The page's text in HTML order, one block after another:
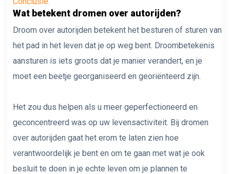
Wat betekent dromen over autorijden?
Droom over autorijden betekent het besturen of sturen van
het pad in het leven dat je op weg bent. Droombetekenis
aansturen is iets groots dat je manier verandert, en je
moet een beetje georganiseerd en georiënteerd zijn.
Het zou dus helpen als u meer geperfectioneerd en
geconcentreerd was op uw levensactiviteit. Bij dromen
over autorijden gaat het erom te laten zien hoe
verantwoordelijk je bent en om te gaan met wat je ook
besluit te doen in je echte leven om je plannen te